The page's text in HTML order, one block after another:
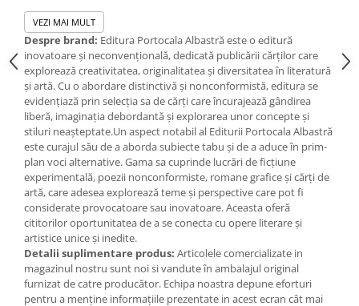
Jucarii muzicale bebelusi
Puzzle bebelusi
Jocuri educative
Jocuri STEM
Jocuri Magnetice
Jocuri de societate
Jocuri de logica
Jocuri de memorie
Jocuri cu litere
Jocuri cu numere
Jocuri de indemanare
Jocuri de carti
combinate cu pagini transparente imprimate cu plante si
vietuitoare marine, astfel ca simplul gest de a da pagina fie
inainte, fie inapoi creeaza un mic spectacol si un prilej de joaca.
''La cele mai multe specii de pesti, dupa ce femela depune icrele,
adica multe oua foarte-foarte mici, acestea sunt lasate singure.
Dar exista si exceptii: calutul-de-mare, acul-de-mare, tilapia,
pestele-cu-tepi, somnul-pitic si alte cateva. La aceste specii, nu
numai ca unul dintre parinti are grija de oua pana cand ies puii,
dar cei care fac asta sunt – surpriza – masculii. De aceea, m-am
gandit sa scriu o poveste despre ei.'' (Eric Carle)
VEZI MAI MULT
Despre brand: Editura Portocala Albastră este o editură
inovatoare și neconvențională, dedicată publicării cărților care
explorează creativitatea, originalitatea și diversitatea în literatură
și artă. Cu o abordare distinctivă și nonconformistă, editura se
evidențiază prin selecția sa de cărți care încurajează gândirea
liberă, imaginația debordantă și explorarea unor concepte și
stiluri neașteptate.Un aspect notabil al Editurii Portocala Albastră
este curajul său de a aborda subiecte tabu și de a aduce în prim-
plan voci alternative. Gama sa cuprinde lucrări de ficțiune
experimentală, poezii nonconformiste, romane grafice și cărți de
artă, care adesea explorează teme și perspective care pot fi
considerate provocatoare sau inovatoare. Aceasta oferă
cititorilor oportunitatea de a se conecta cu opere literare și
artistice unice și inedite.
Detalii suplimentare produs: Articolele comercializate in
magazinul nostru sunt noi si vandute în ambalajul original
furnizat de catre producător. Echipa noastra depune eforturi
pentru a menține informațiile prezentate in acest ecran cât mai